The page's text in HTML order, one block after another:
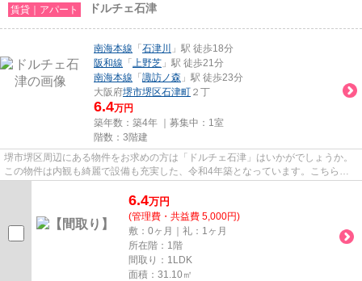
賃貸｜アパート ドルチェ石津
南海本線 「 石津川
」駅 徒歩18分
阪和線 「 上野芝 」駅 徒歩21分
南海本線 「 諏訪ノ森 」駅 徒歩23分
大阪府堺市堺区石津町 ２丁
6.4万円
築年数：築4年 ｜募集中： 1室
階数：3階建
堺市堺区周辺にある物件をお求めの方は「ドルチェ石津」はいかがでしょうか。
この物件は内観も綺麗で設備も充実した、令和4年築となっています。こちらの
6.4万円
(管理費・共益費 5,000円)
敷：0ヶ月｜礼：1ヶ月
所在階：1階
間取り：1LDK
面積：31.10㎡